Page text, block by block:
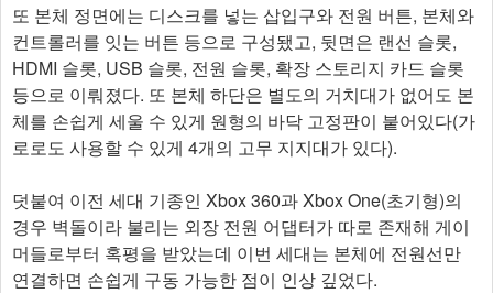
또 본체 정면에는 디스크를 넣는 삽입구와 전원 버튼, 본체와
컨트롤러를 잇는 버튼 등으로 구성됐고, 뒷면은 랜선 슬롯,
HDMI 슬롯, USB 슬롯, 전원 슬롯, 확장 스토리지 카드 슬롯
등으로 이뤄졌다. 또 본체 하단은 별도의 거치대가 없어도 본
체를 손쉽게 세울 수 있게 원형의 바닥 고정판이 붙어있다(가
로로도 사용할 수 있게 4개의 고무 지지대가 있다).
덧붙여 이전 세대 기종인 Xbox 360과 Xbox One(초기형)의
경우 벽돌이라 불리는 외장 전원 어댑터가 따로 존재해 게이
머들로부터 혹평을 받았는데 이번 세대는 본체에 전원선만
연결하면 손쉽게 구동 가능한 점이 인상 깊었다.